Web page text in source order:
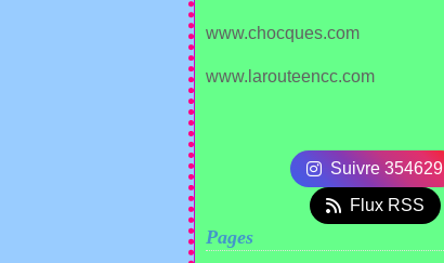
www.chocques.com
www.larouteencc.com
Suivre 354629
Flux RSS
Pages